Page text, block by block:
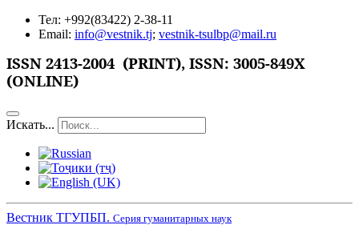
Тел: +992(83422) 2-38-11
Email: info@vestnik.tj; vestnik-tsulbp@mail.ru
ISSN 2413-2004 (PRINT), ISSN: 3005-849X
(ONLINE)
Искать...
Вестник ТГУПБП. Серия гуманитарных наук